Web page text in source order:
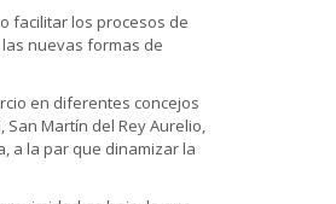
facilitar los procesos de
nuevas formas de
en diferentes concejos
San Martín del Rey Aurelio,
a la par que dinamizar la